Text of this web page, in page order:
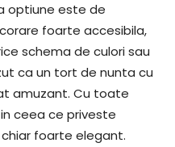
optiune este de
foarte accesibila,
schema de culori sau
ca un tort de nunta cu
amuzant. Cu toate
ceea ce priveste
foarte elegant.